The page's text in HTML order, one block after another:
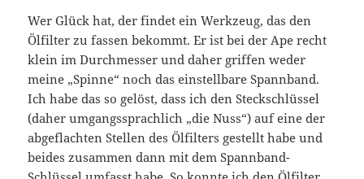
Wer Glück hat, der findet ein Werkzeug, das den
Ölfilter zu fassen bekommt. Er ist bei der Ape recht
klein im Durchmesser und daher griffen weder
meine „Spinne“ noch das einstellbare Spannband.
Ich habe das so gelöst, dass ich den Steckschlüssel
(daher umgangssprachlich „die Nuss“) auf eine der
abgeflachten Stellen des Ölfilters gestellt habe und
beides zusammen dann mit dem Spannband-